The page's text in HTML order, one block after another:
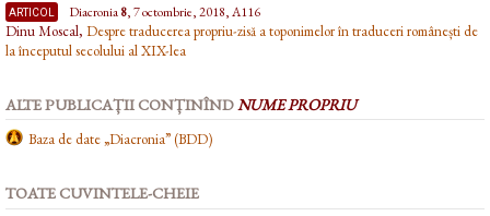
articol Diacronia8, 7 octombrie, 2018, A116
Dinu Moscal, Despre traducerea propriu-zisă a toponimelor în traduceri românești de
la începutul secolului al XIX-lea
ALTE PUBLICAȚII CONȚINÎND NUME PROPRIU
Baza de date „Diacronia” (BDD)
TOATE CUVINTELE-CHEIE